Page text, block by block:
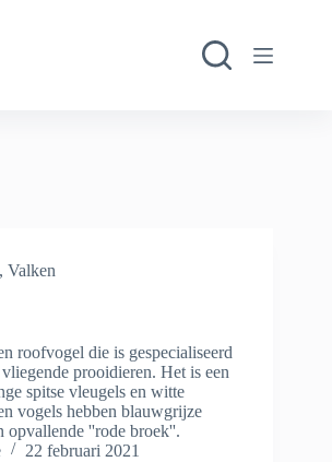
, Valken
roofvogel die is gespecialiseerd
prooidieren. Het is een
spitse vleugels en witte
vogels hebben blauwgrijze
opvallende ''rode broek''.
22 februari 2021